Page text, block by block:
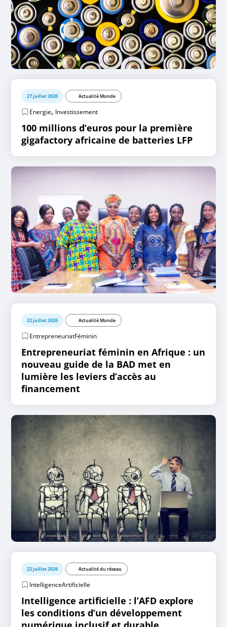
27 juillet 2026 Actualité Monde
Energie, Investissement
100 millions d’euros pour la première
gigafactory africaine de batteries LFP
22 juillet 2026 Actualité Monde
EntrepreneuriatFéminin
Entrepreneuriat féminin en Afrique : un
nouveau guide de la BAD met en
lumière les leviers d’accès au
financement
22 juillet 2026 Actualité du réseau
IntelligenceArtificielle
Intelligence artificielle : l’AFD explore
les conditions d’un développement